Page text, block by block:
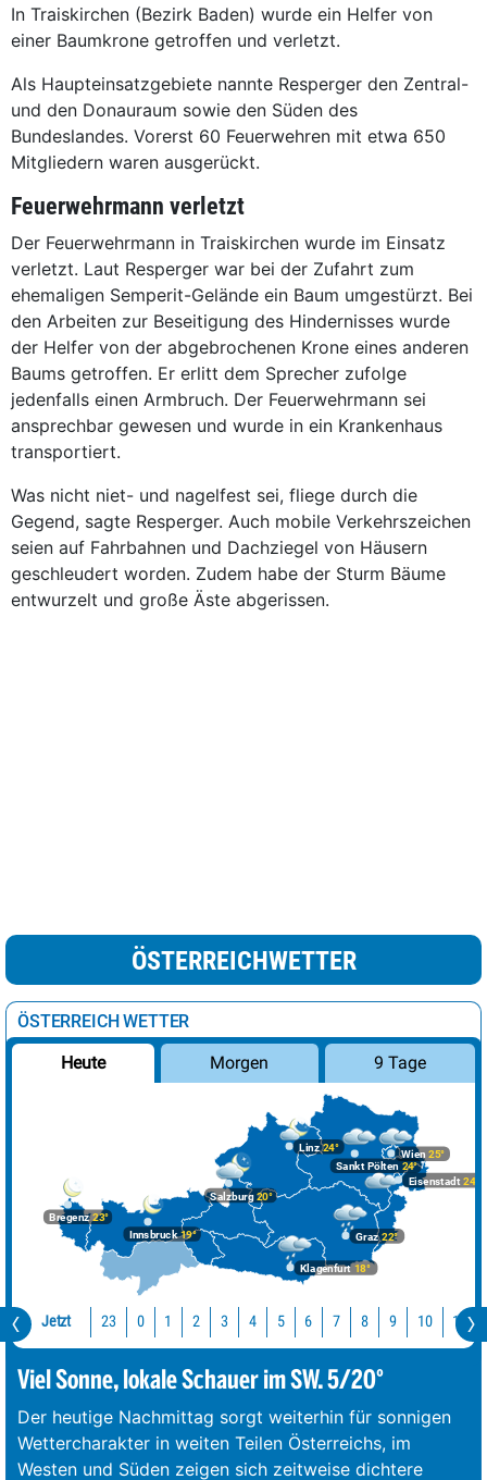
In Traiskirchen (Bezirk Baden) wurde ein Helfer von
einer Baumkrone getroffen und verletzt.
Als Haupteinsatzgebiete nannte Resperger den Zentral-
und den Donauraum sowie den Süden des
Bundeslandes. Vorerst 60 Feuerwehren mit etwa 650
Mitgliedern waren ausgerückt.
Feuerwehrmann verletzt
Der Feuerwehrmann in Traiskirchen wurde im Einsatz
verletzt. Laut Resperger war bei der Zufahrt zum
ehemaligen Semperit-Gelände ein Baum umgestürzt. Bei
den Arbeiten zur Beseitigung des Hindernisses wurde
der Helfer von der abgebrochenen Krone eines anderen
Baums getroffen. Er erlitt dem Sprecher zufolge
jedenfalls einen Armbruch. Der Feuerwehrmann sei
ansprechbar gewesen und wurde in ein Krankenhaus
transportiert.
Was nicht niet- und nagelfest sei, fliege durch die
Gegend, sagte Resperger. Auch mobile Verkehrszeichen
seien auf Fahrbahnen und Dachziegel von Häusern
geschleudert worden. Zudem habe der Sturm Bäume
entwurzelt und große Äste abgerissen.
ÖSTERREICHWETTER
ÖSTERREICH WETTER
Heute Morgen 9 Tage
Bregenz23°
Graz22°
Innsbruck19°
Klagenfurt 18°
Linz24°
Salzburg20°
Wien 25°
Eisenstadt 24°
Sankt Pölten 24°
Jetzt 23 0 1 2 3 4 5 6 7 8 9 10 11
Viel Sonne, lokale Schauer im SW. 5/20°
Der heutige Nachmittag sorgt weiterhin für sonnigen
Wettercharakter in weiten Teilen Österreichs, im
Westen und Süden zeigen sich zeitweise dichtere